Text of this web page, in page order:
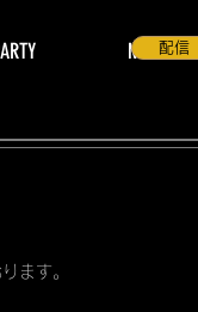
NEWS配信
ます。